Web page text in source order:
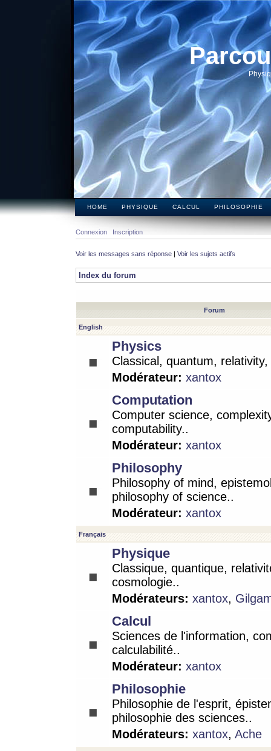
HOME PHYSIQUE CALCUL PHILOSOPHIE
Connexion Inscription
Voir les messages sans réponse | Voir les sujets actifs
Index du forum
Forum
English
Physics
Classical, quantum,
Modérateur: xantox
Computation
Computer science,
computability..
Modérateur: xantox
Philosophy
Philosophy of mind,
philosophy of science..
Modérateur: xantox
Français
Physique
Classique, quantique,
cosmologie..
Modérateurs: xantox,
Calcul
Sciences de l'information,
calculabilité..
Modérateur: xantox
Philosophie
Philosophie de l'esprit,
philosophie des sciences..
Modérateurs: xantox, Ache